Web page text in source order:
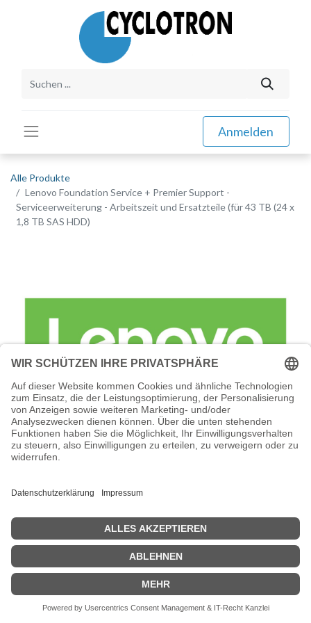
Anmelden
Alle Produkte
Lenovo Foundation Service + Premier Support -
Serviceerweiterung - Arbeitszeit und Ersatzteile (für 43 TB (24 x
1,8 TB SAS HDD)
Lenovo Foundation Service + Premier
Support - Serviceerweiterung -
Arbeitszeit und Ersatzteile (für 43 TB
(24 x 1,8 TB SAS HDD)
Lenovo Foundation Service + Premier Support -